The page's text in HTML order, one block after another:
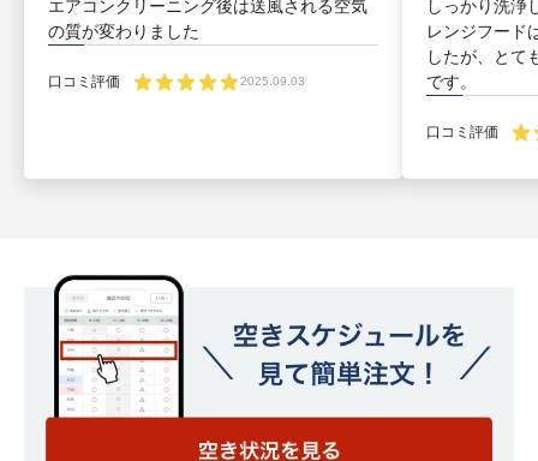
エアコンクリーニング後は送風される空気
の質が変わりました
口コミ評価 2025.09.03
しっかり洗浄
レンジフード
したが、とて
です。
口コミ評価